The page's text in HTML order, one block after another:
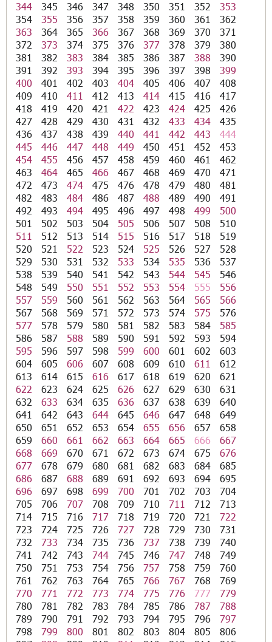
344
345 346 347 348 350 351 352
353
354
355 356 357 358 359 360 361
362
363
364 365 366 367 368 369 370
371
372
373 374 375 376 377 378 379
380
381
382 383 384 385 386 387 388
390
391
392 393 394 395 396 397 398
399
400
401 402 403 404 405 406 407
408
409
410 411 412 413 414 415 416
417
418
419 420 421 422 423 424 425
426
427
428 429 430 431 432 433 434
435
436
437 438 439 440 441 442 443
444
445
446 447 448 449 450 451 452
453
454
455 456 457 458 459 460 461
462
463
464 465 466 467 468 469 470
471
472
473 474 475 476 478 479 480
481
482
483 484 486 487 488 489 490
491
492
493 494 495 496 497 498 499
500
501
502 503 504 505 506 507 508
510
511
512 513 514 515 516 517 518
519
520
521 522 523 524 525 526 527
528
529
530 531 532 533 534 535 536
537
538
539 540 541 542 543 544 545
546
548
549 550 551 552 553 554 555
556
557
559 560 561 562 563 564 565
566
567
568 569 571 572 573 574 575
576
577
578 579 580 581 582 583 584
585
586
587 588 589 590 591 592 593
594
595
596 597 598 599 600 601 602
603
604
605 606 607 608 609 610 611
612
613
614 615 616 617 618 619 620
621
622
623 624 625 626 627 629 630
631
632
633 634 635 636 637 638 639
640
641
642 643 644 645 646 647 648
649
650
651 652 653 654 655 656 657
658
659
660 661 662 663 664 665 666
667
668
669 670 671 672 673 674 675
676
677
678 679 680 681 682 683 684
685
686
687 688 689 691 692 693 694
695
696
697 698 699 700 701 702 703
704
705
706 707 708 709 710 711 712
713
714
715 716 717 718 719 720 721
722
723
724 725 726 727 728 729 730
731
732
733 734 735 736 737 738 739
740
741
742 743 744 745 746 747 748
749
750
751 753 754 756 757 758 759
760
761
762 763 764 765 766 767 768
769
770
771 772 773 774 775 776 777
779
780
781 782 783 784 785 786 787
788
789
790 791 792 793 794 795 796
797
798
799 800 801 802 803 804 805
806